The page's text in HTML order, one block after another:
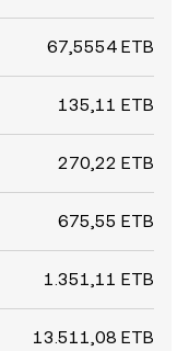
67,5554 ETB
135,11 ETB
270,22 ETB
675,55 ETB
1.351,11 ETB
13.511,08 ETB